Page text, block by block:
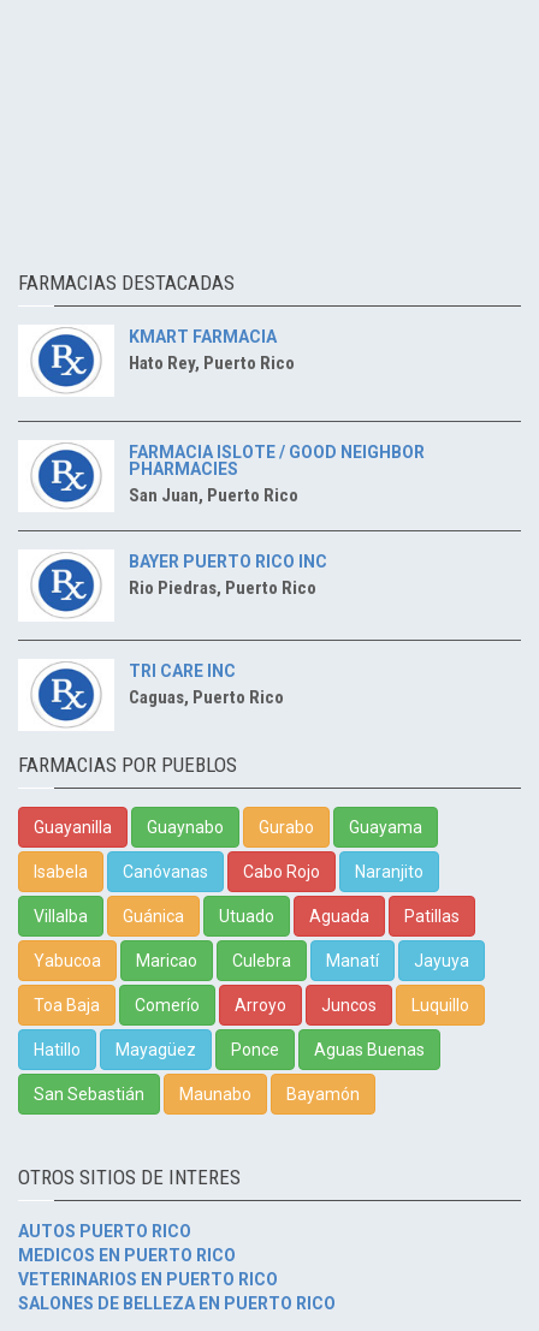
FARMACIAS DESTACADAS
KMART FARMACIA
Hato Rey, Puerto Rico
FARMACIA ISLOTE / GOOD NEIGHBOR
PHARMACIES
San Juan, Puerto Rico
BAYER PUERTO RICO INC
Rio Piedras, Puerto Rico
TRI CARE INC
Caguas, Puerto Rico
FARMACIAS POR PUEBLOS
Guayanilla Guaynabo Gurabo Guayama
Isabela Canóvanas Cabo Rojo Naranjito
Villalba Guánica Utuado Aguada Patillas
Yabucoa Maricao Culebra Manatí Jayuya
Toa Baja Comerío Arroyo Juncos Luquillo
Hatillo Mayagüez Ponce Aguas Buenas
San Sebastián Maunabo Bayamón
OTROS SITIOS DE INTERES
AUTOS PUERTO RICO
MEDICOS EN PUERTO RICO
VETERINARIOS EN PUERTO RICO
SALONES DE BELLEZA EN PUERTO RICO